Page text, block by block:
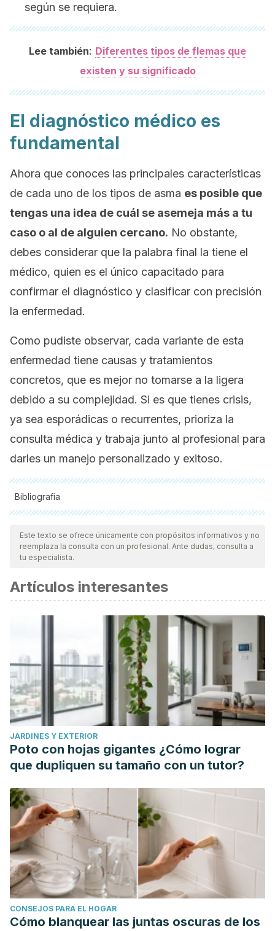
según se requiera.
Lee también: Diferentes tipos de flemas que
existen y su significado
El diagnóstico médico es
fundamental
Ahora que conoces las principales características
de cada uno de los tipos de asma es posible que
tengas una idea de cuál se asemeja más a tu
caso o al de alguien cercano. No obstante,
debes considerar que la palabra final la tiene el
médico, quien es el único capacitado para
confirmar el diagnóstico y clasificar con precisión
la enfermedad.
Como pudiste observar, cada variante de esta
enfermedad tiene causas y tratamientos
concretos, que es mejor no tomarse a la ligera
debido a su complejidad. Si es que tienes crisis,
ya sea esporádicas o recurrentes, prioriza la
consulta médica y trabaja junto al profesional para
darles un manejo personalizado y exitoso.
Bibliografía
Todas las fuentes citadas fueron revisadas a profundidad por
nuestro equipo, para asegurar su calidad, confiabilidad,
vigencia y validez.La bibliografía de este artículo fue
científica.
Akar-Ghibril, N., Casale, T., Custovic, A., & Phipatanakul, W.
(2020). Allergic Endotypes and Phenotypes of Asthma.
The
journal of allergy and clinical immunology. In practice,
429–440.
https://pmc.ncbi.nlm.nih.gov/articles/PMC7569362/
Bakakos, A., Loukides, S., & Bakakos, P. (2019). Severe
Eosinophilic Asthma.
Journal of clinical medicine,8(9),
1375.https://pmc.ncbi.nlm.nih.gov/articles/PMC6780074/
Baos, S., Calzada, D., Cremades-Jimeno, L., Sastre, J.,
Picado, C., Quiralte, J., ... & Cárdaba, B. (2018). Nonallergic
Asthma and Its Severity: Biomarkers for Its Discrimination in
Peripheral Samples.
Frontiers in Immunology, 9, 1416.
https://www.frontiersin.org/journals/immunology/articles/
Chabra, R., & Gupta, M. (2023, August 7). Allergic and
Environmentally Induced Asthma.
In StatPearls [Internet].
StatPearls Publishing.
Retrieved from
https://www.ncbi.nlm.nih.gov/books/NBK526018/
Chipps, B. (n.d.). What is nocturnal asthma?Allergy &
Asthma Network.Retrieved from
Este texto se ofrece únicamente con propósitos informativos y no
reemplaza la consulta con un profesional. Ante dudas, consulta a
tu especialista.
Artículos interesantes
JARDINES Y EXTERIOR
Poto con hojas gigantes ¿Cómo lograr
que dupliquen su tamaño con un tutor?
CONSEJOS PARA EL HOGAR
Cómo blanquear las juntas oscuras de los